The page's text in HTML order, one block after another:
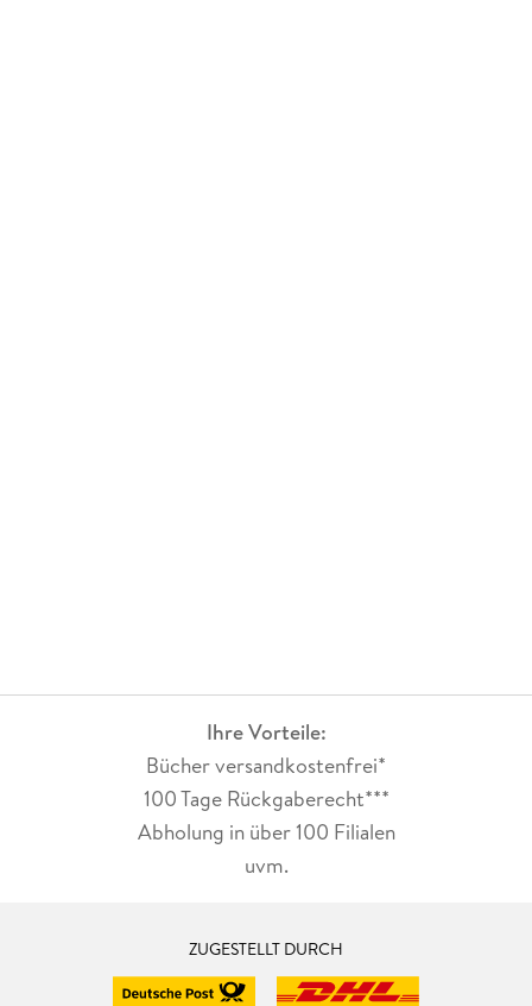
Ihre Vorteile:
Bücher versandkostenfrei*
100 Tage Rückgaberecht***
Abholung in über 100 Filialen
uvm.
ZUGESTELLT DURCH